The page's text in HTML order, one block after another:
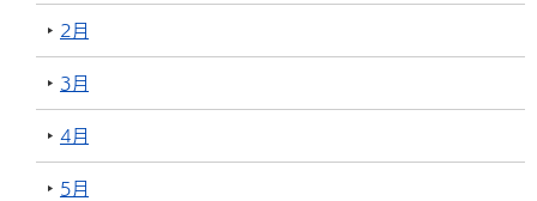
2月
3月
4月
5月